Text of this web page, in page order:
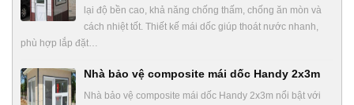
lại độ bền cao, khả năng chống thấm, chống ăn mòn và
cách nhiệt tốt. Thiết kế mái dốc giúp thoát nước nhanh,
phù hợp lắp đặt…
Nhà bảo vệ composite mái dốc Handy 2x3m
Nhà bảo vệ composite mái dốc Handy 2x3m nổi bật với